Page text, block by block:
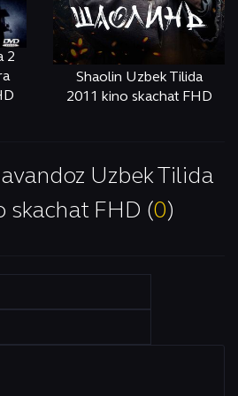
2
Shaolin Uzbek Tilida
2011 kino skachat FHD
Uzbek Tilida
skachat FHD (0 )